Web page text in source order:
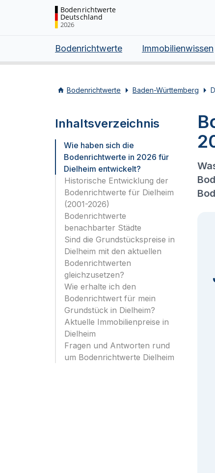
Bodenrichtwerte
Deutschland
2026
Bodenrichtwerte Immobilienwissen
Bodenrichtwerte Baden-Württemberg
Inhaltsverzeichnis
Wie haben sich die
Bodenrichtwerte in 2026 für
Dielheim entwickelt?
Historische Entwicklung der
Bodenrichtwerte für Dielheim
(2001-2026)
Bodenrichtwerte
benachbarter Städte
Sind die Grundstückspreise in
Dielheim mit den aktuellen
Bodenrichtwerten
gleichzusetzen?
Wie erhalte ich den
Bodenrichtwert für mein
Grundstück in Dielheim?
Aktuelle Immobilienpreise in
Dielheim
Fragen und Antworten rund
um Bodenrichtwerte Dielheim